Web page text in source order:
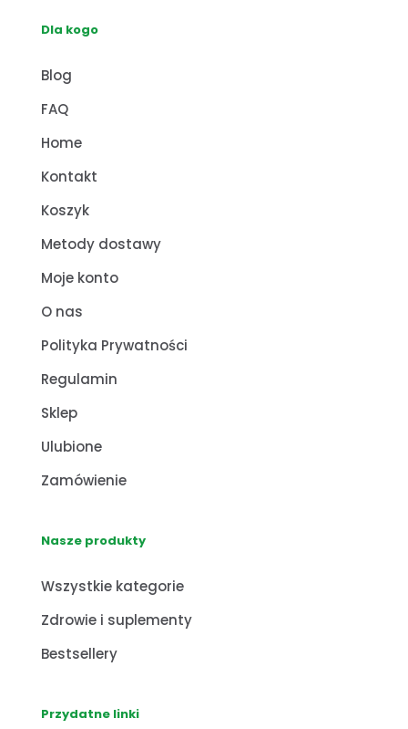
Dla kogo
Blog
FAQ
Home
Kontakt
Koszyk
Metody dostawy
Moje konto
O nas
Polityka Prywatności
Regulamin
Sklep
Ulubione
Zamówienie
Nasze produkty
Wszystkie kategorie
Zdrowie i suplementy
Bestsellery
Przydatne linki